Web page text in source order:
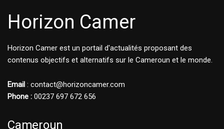
Horizon Camer
Horizon Camer est un portail d'actualités proposant des
contenus objectifs et alternatifs sur le Cameroun et le monde.
Email : contact@horizoncamer.com
Phone : 00237 697 672 656
Cameroun